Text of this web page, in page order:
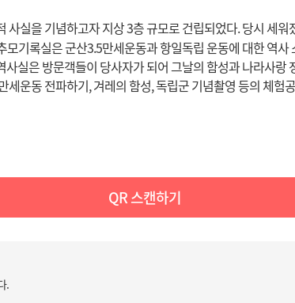
사실을 기념하고자 지상 3층 규모로 건립되었다. 당시 세
기록실은 군산3.5만세운동과 항일독립 운동에 대한 역
실은 방문객들이 당사자가 되어 그날의 함성과 나라사랑
운동 전파하기, 겨레의 함성, 독립군 기념촬영 등의 체험
QR 스캔하기
.